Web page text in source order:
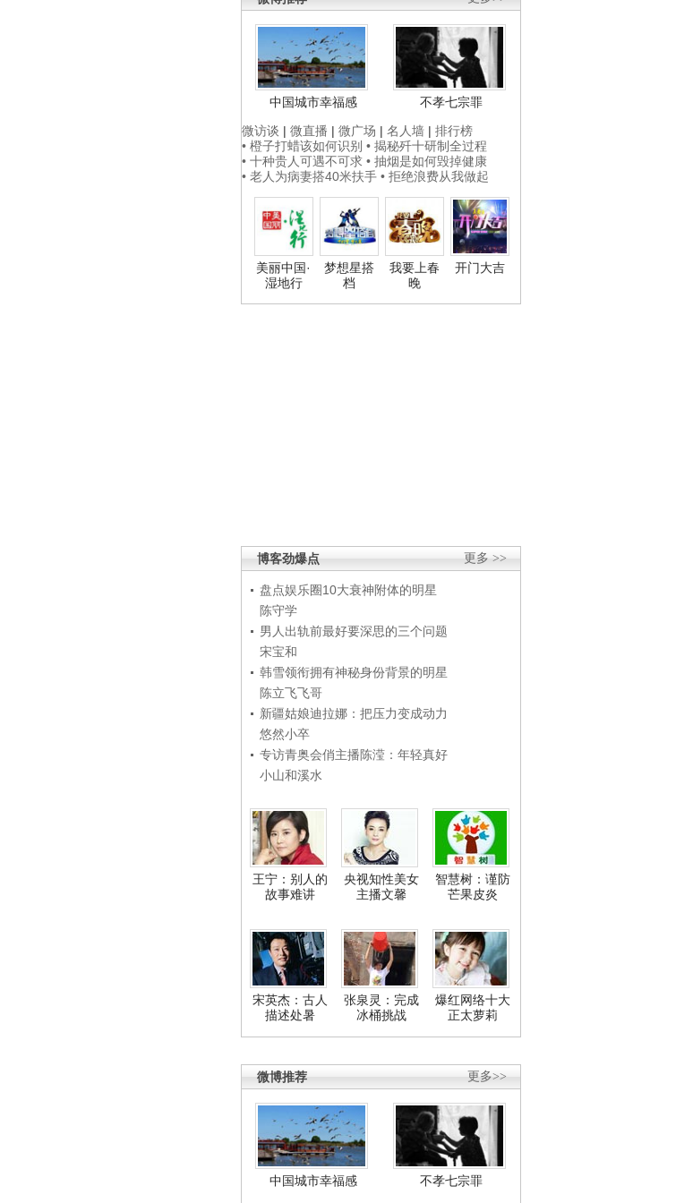
中国城市幸福感
不孝七宗罪
微访谈 | 微直播 | 微广场 | 名人墙 | 排行榜
• 橙子打蜡该如何识别 • 揭秘歼十研制全过程
• 十种贵人可遇不可求 • 抽烟是如何毁掉健康
• 老人为病妻搭40米扶手 • 拒绝浪费从我做起
美丽中国·
湿地行
梦想星搭
档
我要上春
晚
开门大吉
更多 >>
博客劲爆点
盘点娱乐圈10大衰神附体的明星
陈守学
男人出轨前最好要深思的三个问题
宋宝和
韩雪领衔拥有神秘身份背景的明星
陈立飞飞哥
新疆姑娘迪拉娜：把压力变成动力
悠然小卒
专访青奥会俏主播陈滢：年轻真好
小山和溪水
王宁：别人的
故事难讲
央视知性美女
主播文馨
智慧树：谨防
芒果皮炎
宋英杰：古人
描述处暑
张泉灵：完成
冰桶挑战
爆红网络十大
正太萝莉
更多>>
微博推荐
中国城市幸福感
不孝七宗罪